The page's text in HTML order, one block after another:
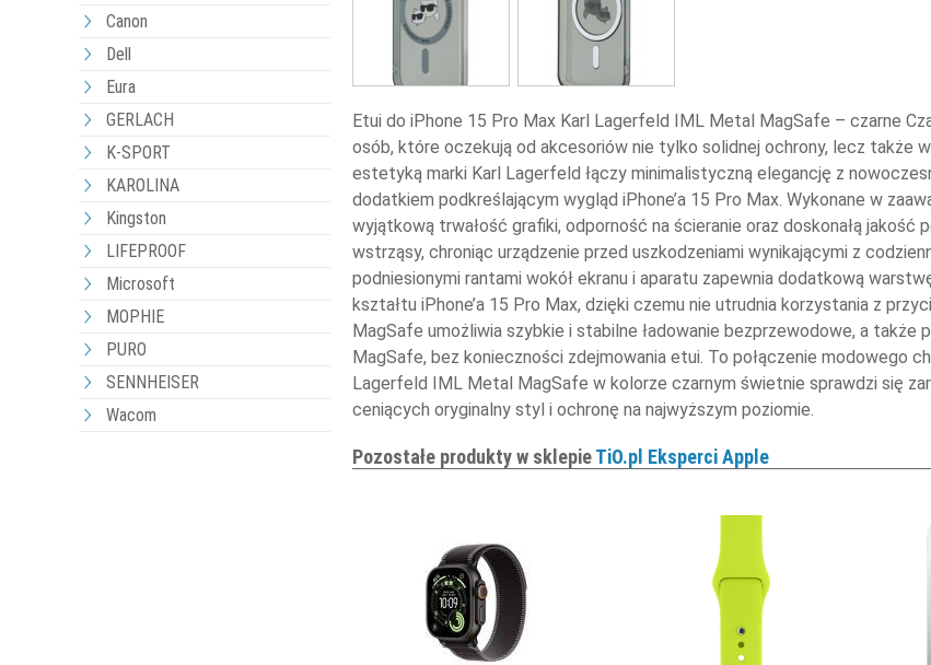
Canon
Dell
Eura
GERLACH
K-SPORT
KAROLINA
Kingston
LIFEPROOF
Microsoft
MOPHIE
PURO
SENNHEISER
Wacom
Etui do iPhone 15 Pro Max Karl Lagerfeld IML Metal MagSafe – czarne
osób, które oczekują od akcesoriów nie tylko solidnej ochrony, lecz także
estetyką marki Karl Lagerfeld łączy minimalistyczną elegancję z
dodatkiem podkreślającym wygląd iPhone’a 15 Pro Max. Wykonane w
wyjątkową trwałość grafiki, odporność na ścieranie oraz doskonałą
wstrząsy, chroniąc urządzenie przed uszkodzeniami wynikającymi z
podniesionymi rantami wokół ekranu i aparatu zapewnia dodatkową
kształtu iPhone’a 15 Pro Max, dzięki czemu nie utrudnia korzystania z
MagSafe umożliwia szybkie i stabilne ładowanie bezprzewodowe, a
MagSafe, bez konieczności zdejmowania etui. To połączenie modowego
Lagerfeld IML Metal MagSafe w kolorze czarnym świetnie sprawdzi się
ceniących oryginalny styl i ochronę na najwyższym poziomie.
Pozostałe produkty w sklepieTiO.pl Eksperci Apple